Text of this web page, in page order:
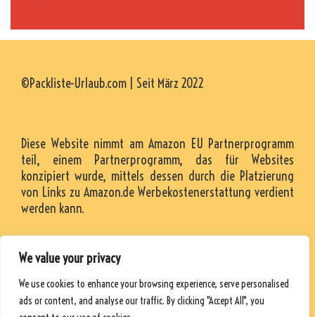
We value your privacy
We use cookies to enhance your browsing experience, serve personalised
ads or content, and analyse our traffic. By clicking "Accept All", you
©Packliste-Urlaub.com | Seit März 2022
Diese Website nimmt am Amazon EU Partnerprogramm
teil, einem Partnerprogramm, das für Websites
konzipiert wurde, mittels dessen durch die Platzierung
von Links zu Amazon.de Werbekostenerstattung verdient
werden kann.
RESSOURCEN
DATENSCHUTZRICHTLINIE